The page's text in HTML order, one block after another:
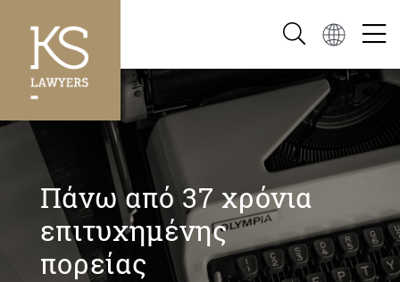
Πάνω από 37 χρόνια
επιτυχημένης
πορείας